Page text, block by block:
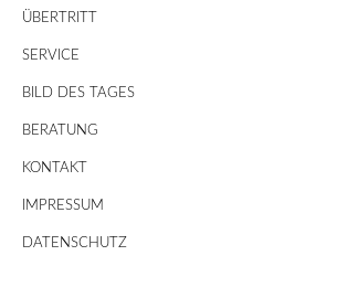
ÜBERTRITT
SERVICE
BILD DES TAGES
BERATUNG
KONTAKT
IMPRESSUM
DATENSCHUTZ